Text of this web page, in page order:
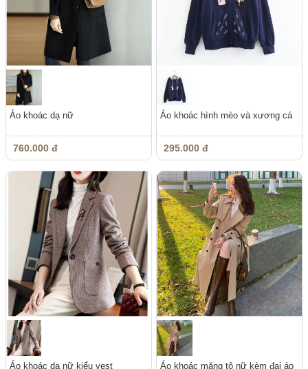
Áo khoác dạ nữ
760.000 đ
Áo khoác hình mèo và xương cá
295.000 đ
Áo khoác dạ nữ kiểu vest Áo khoác măng tô nữ kèm đai áo